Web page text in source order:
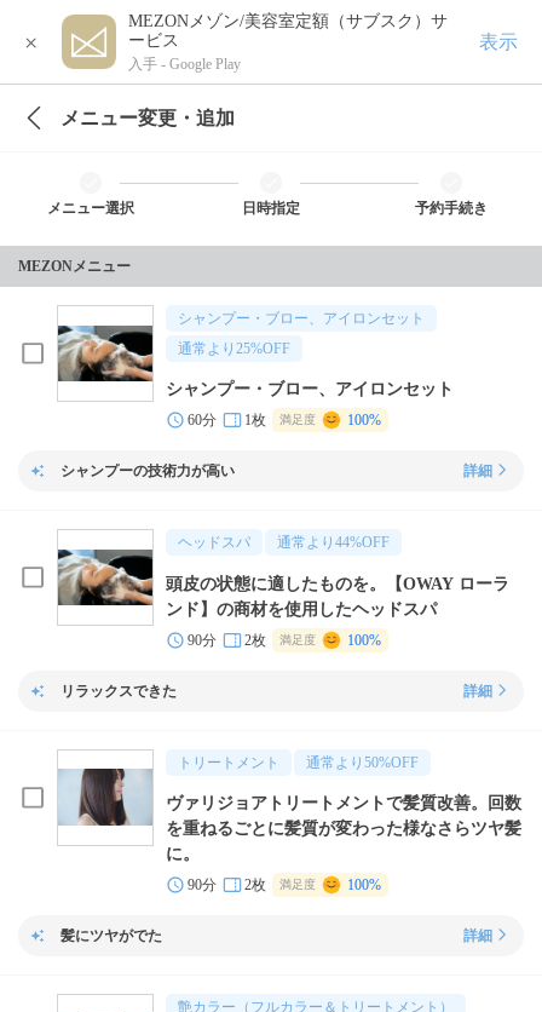
×
MEZONメゾン/美容室定額（サブスク）サ
ービス
入手 - Google Play
表示
メニュー変更・追加
メニュー選択 日時指定 予約手続き
MEZONメニュー
シャンプー・ブロー、アイロンセット
通常より 25%OFF
シャンプー・ブロー、アイロンセット
60分 1枚 満足度 100%
シャンプーの技術力が高い 詳細
ヘッドスパ 通常より 44%OFF
頭皮の状態に適したものを。【OWAY ローラ
ンド】の商材を使用したヘッドスパ
90分 2枚 満足度 100%
リラックスできた 詳細
トリートメント 通常より 50%OFF
ヴァリジョアトリートメントで髪質改善。回数
を重ねるごとに髪質が変わった様なさらツヤ髪
に。
90分 2枚 満足度 100%
髪にツヤがでた 詳細
艶カラー（フルカラー＆トリートメント）